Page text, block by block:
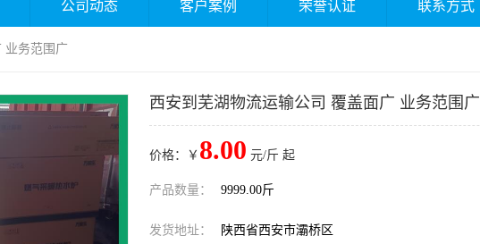
公司动态 客户案例 荣誉认证 联系方式
业务范围广
西安到芜湖物流运输公司 覆盖面广 业务范围广
价格：￥ 8.00 元/斤 起
产品数量： 9999.00斤
发货地址： 陕西省西安市灞桥区